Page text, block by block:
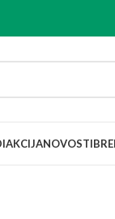
AKCIJANOVOSTI